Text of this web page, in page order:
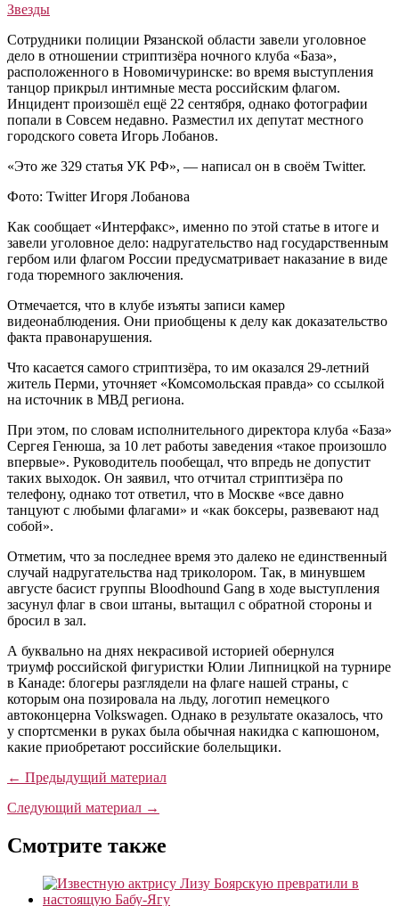
Звезды
Сотрудники полиции Рязанской области завели уголовное
дело в отношении стриптизёра ночного клуба «База»,
расположенного в Новомичуринске: во время выступления
танцор прикрыл интимные места российским флагом.
Инцидент произошёл ещё 22 сентября, однако фотографии
попали в Совсем недавно. Разместил их депутат местного
городского совета Игорь Лобанов.
«Это же 329 статья УК РФ», — написал он в своём Twitter.
Фото: Twitter Игоря Лобанова
Как сообщает «Интерфакс», именно по этой статье в итоге и
завели уголовное дело: надругательство над государственным
гербом или флагом России предусматривает наказание в виде
года тюремного заключения.
Отмечается, что в клубе изъяты записи камер
видеонаблюдения. Они приобщены к делу как доказательство
факта правонарушения.
Что касается самого стриптизёра, то им оказался 29-летний
житель Перми, уточняет «Комсомольская правда» со ссылкой
на источник в МВД региона.
При этом, по словам исполнительного директора клуба «База»
Сергея Генюша, за 10 лет работы заведения «такое произошло
впервые». Руководитель пообещал, что впредь не допустит
таких выходок. Он заявил, что отчитал стриптизёра по
телефону, однако тот ответил, что в Москве «все давно
танцуют с любыми флагами» и «как боксеры, развевают над
собой».
Отметим, что за последнее время это далеко не единственный
случай надругательства над триколором. Так, в минувшем
августе басист группы Bloodhound Gang в ходе выступления
засунул флаг в свои штаны, вытащил с обратной стороны и
бросил в зал.
А буквально на днях некрасивой историей обернулся
триумф российской фигуристки Юлии Липницкой на турнире
в Канаде: блогеры разглядели на флаге нашей страны, с
которым она позировала на льду, логотип немецкого
автоконцерна Volkswagen. Однако в результате оказалось, что
у спортсменки в руках была обычная накидка с капюшоном,
какие приобретают российские болельщики.
← Предыдущий материал
Следующий материал →
Смотрите также